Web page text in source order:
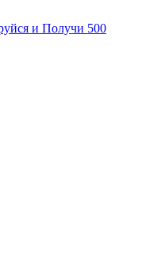
и Получи 500